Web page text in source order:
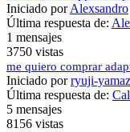
Iniciado porAlexsandro
Última respuesta de:
1 mensajes
3750 vistas
me quiero comprar
Iniciado porryuji-
Última respuesta de:
5 mensajes
8156 vistas